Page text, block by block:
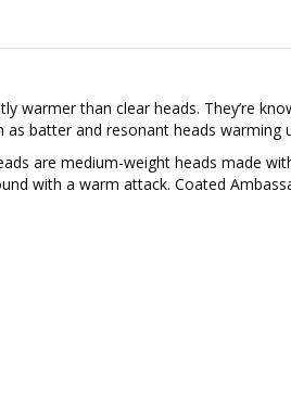
warmer than clear heads. They’re
as batter and resonant heads
are medium-weight heads made
with a warm attack. Coated